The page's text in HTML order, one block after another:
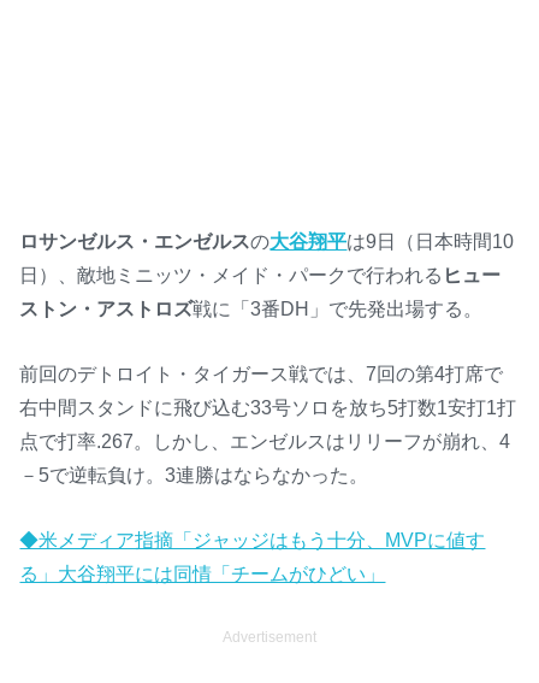
ロサンゼルス・エンゼルスの大谷翔平は9日（日本時間10
日）、敵地ミニッツ・メイド・パークで行われる ヒュー
ストン・アストロズ戦に「3番DH」で先発出場する。
前回のデトロイト・タイガース戦では、7回の第4打席で
右中間スタンドに飛び込む33号ソロを放ち5打数1安打1打
点で打率.267。しかし、エンゼルスはリリーフが崩れ、4
－5で逆転負け。3連勝はならなかった。
◆米メディア指摘「ジャッジはもう十分、MVPに値す
る」大谷翔平には同情「チームがひどい」
Advertisement